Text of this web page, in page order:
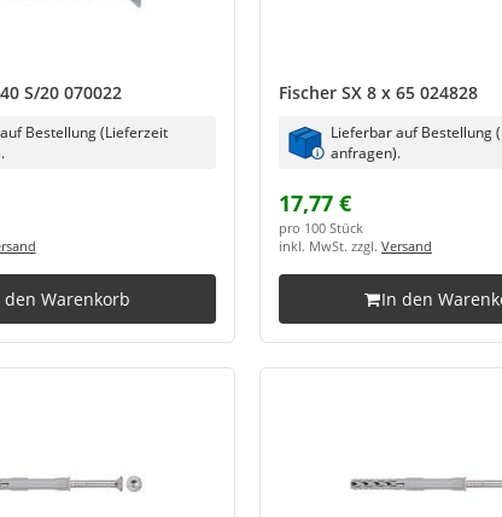
S/20 070022
Bestellung (Lieferzeit
den Warenkorb
Fischer SX 8 x 65 024828
Lieferbar auf Bestellung
anfragen).
17,77 €
pro 100 Stück
inkl. MwSt. zzgl. Versand
In den